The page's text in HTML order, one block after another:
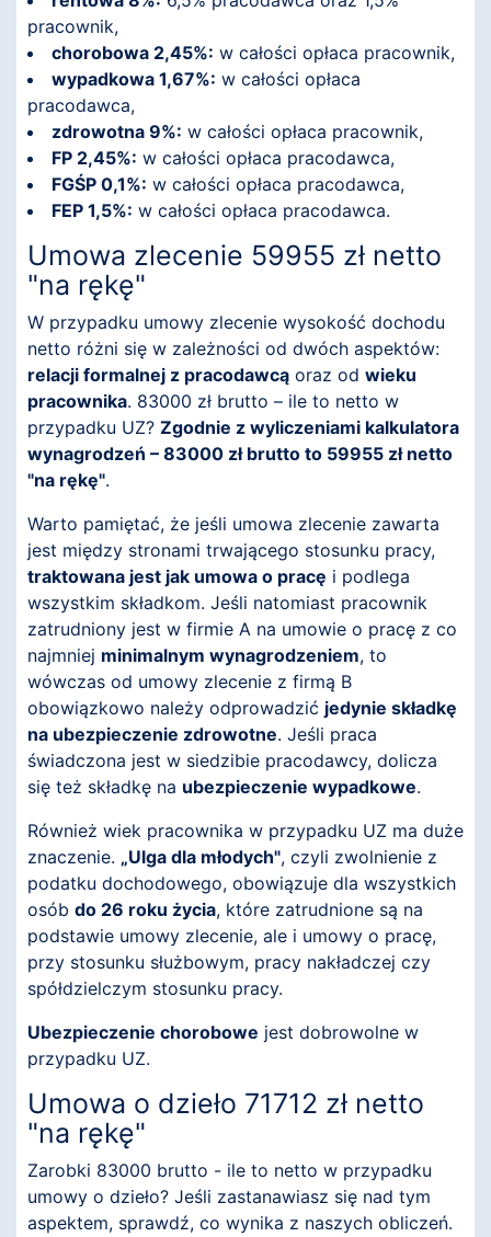
pracownik,
chorobowa 2,45%: w całości opłaca pracownik,
wypadkowa 1,67%: w całości opłaca
pracodawca,
zdrowotna 9%: w całości opłaca pracownik,
FP 2,45%: w całości opłaca pracodawca,
FGŚP 0,1%: w całości opłaca pracodawca,
FEP 1,5%: w całości opłaca pracodawca.
Umowa zlecenie 59955 zł netto
"na rękę"
W przypadku umowy zlecenie wysokość dochodu
netto różni się w zależności od dwóch aspektów:
relacji formalnej z pracodawcą oraz od wieku
pracownika. 83000 zł brutto – ile to netto w
przypadku UZ? Zgodnie z wyliczeniami kalkulatora
wynagrodzeń – 83000 zł brutto to 59955 zł netto
"na rękę".
Warto pamiętać, że jeśli umowa zlecenie zawarta
jest między stronami trwającego stosunku pracy,
traktowana jest jak umowa o pracę i podlega
wszystkim składkom. Jeśli natomiast pracownik
zatrudniony jest w firmie A na umowie o pracę z co
najmniej minimalnym wynagrodzeniem, to
wówczas od umowy zlecenie z firmą B
obowiązkowo należy odprowadzić jedynie składkę
na ubezpieczenie zdrowotne. Jeśli praca
świadczona jest w siedzibie pracodawcy, dolicza
się też składkę na ubezpieczenie wypadkowe.
Również wiek pracownika w przypadku UZ ma duże
znaczenie. „Ulga dla młodych", czyli zwolnienie z
podatku dochodowego, obowiązuje dla wszystkich
osób do 26 roku życia, które zatrudnione są na
podstawie umowy zlecenie, ale i umowy o pracę,
przy stosunku służbowym, pracy nakładczej czy
spółdzielczym stosunku pracy.
Ubezpieczenie chorobowe jest dobrowolne w
przypadku UZ.
Umowa o dzieło 71712 zł netto
"na rękę"
Zarobki 83000 brutto - ile to netto w przypadku
umowy o dzieło? Jeśli zastanawiasz się nad tym
aspektem, sprawdź, co wynika z naszych obliczeń.